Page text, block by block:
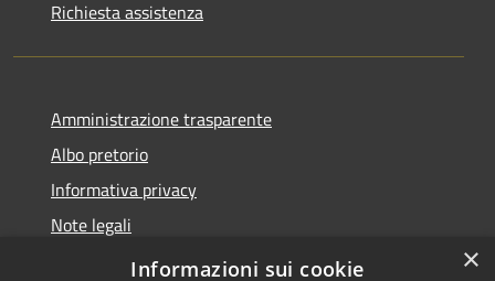
Richiesta assistenza
Amministrazione trasparente
Albo pretorio
Informativa privacy
Note legali
Dichiarazione di accessibilità
×
Informazioni sui cookie